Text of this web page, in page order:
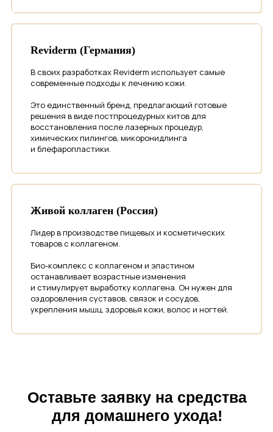
Reviderm (Германия)
В своих разработках Reviderm использует самые
современные подходы к лечению кожи.
Это единственный бренд, предлагающий готовые
решения в виде постпроцедурных китов для
восстановления после лазерных процедур,
химических пилингов, микоронидлинга
и блефаропластики.
Живой коллаген (Россия)
Лидер в производстве пищевых и косметических
товаров с коллагеном.
Био-комплекс с коллагеном и эластином
останавливает возрастные изменения
и стимулирует выработку коллагена. Он нужен для
оздоровления суставов, связок и сосудов,
укрепления мышц, здоровья кожи, волос и ногтей.
Когда с вами связаться?
прямо сейчас
предложу удобное время
Я даюсогласие на обработку
персональных данныхв соответствии
данных
Я даю
рекламных рассылок
Оставить заявку